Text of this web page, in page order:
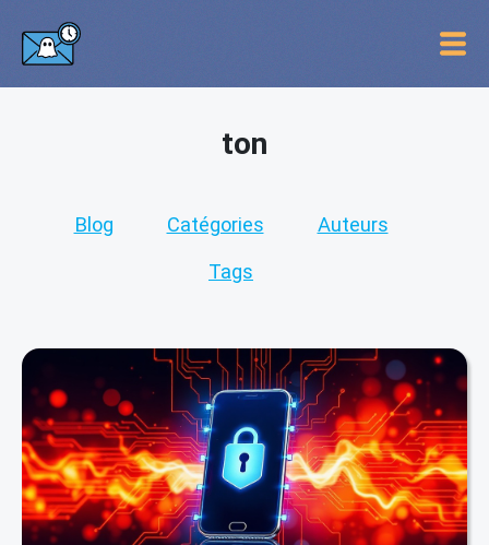
ton
Blog Catégories Auteurs
Tags